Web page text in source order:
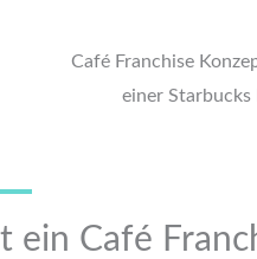
Café Franchise
einer
ein Café